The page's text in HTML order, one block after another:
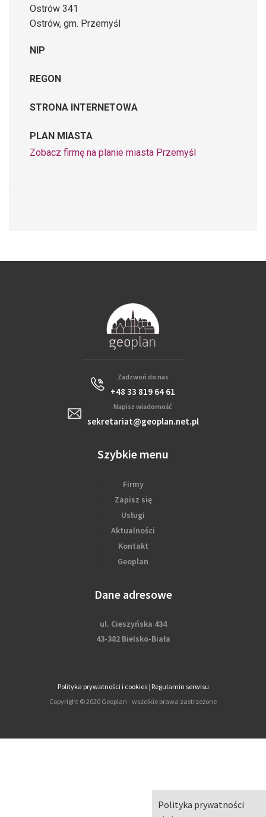
Polityka prywatności
Ostrów 341
Ostrów, gm. Przemyśl
NIP
REGON
STRONA INTERNETOWA
PLAN MIASTA
Zobacz firmę na planie miasta Przemyśl
Zadzwoń do nas
+48 33 819 64 61
Napisz wiadomość
sekretariat@geoplan.net.pl
Szybkie menu
Firmy
Zapisz się
Usługi
Aktualności
Kontakt
Geoplan
Dane adresowe
ul. Cieszyńska 434
43-382 Bielsko-Biała
Polityka prywatności i cookies| Regulamin serwisu
Copyright © 2020 Geoplan - wszelkie prawa zastrzeżone